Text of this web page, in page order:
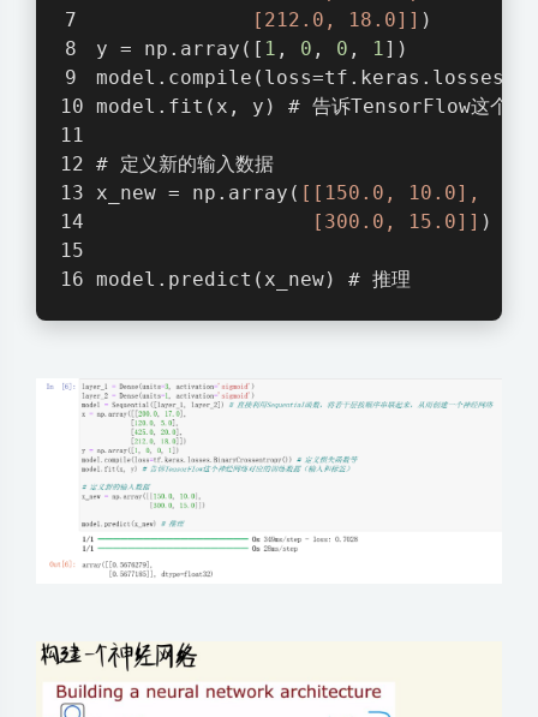
             [212.0, 18.0]]
)
y = np.array([ 1 , 0 , 0 , 1])
model.fit(x, y) # 告诉TensorFlow这个神经网
# 定义新的输入数据
x_new = np.array( [[150.0, 10.0],
                  [300.0, 15.0]]
)
model.predict(x_new) # 推理